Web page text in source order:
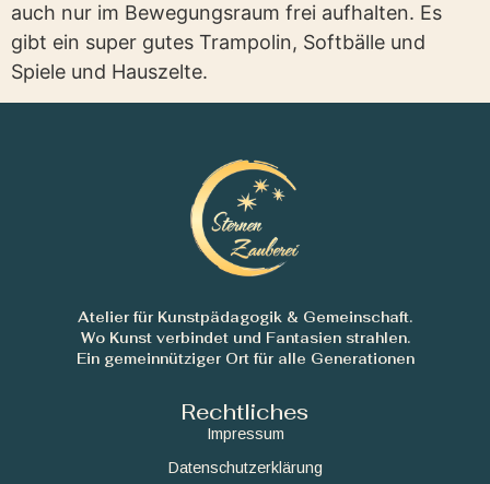
auch nur im Bewegungsraum frei aufhalten. Es
gibt ein super gutes Trampolin, Softbälle und
Spiele und Hauszelte.
Atelier für Kunstpädagogik & Gemeinschaft.
Wo Kunst verbindet und Fantasien strahlen.
Ein gemeinnütziger Ort für alle Generationen
Rechtliches
Impressum
Datenschutzerklärung